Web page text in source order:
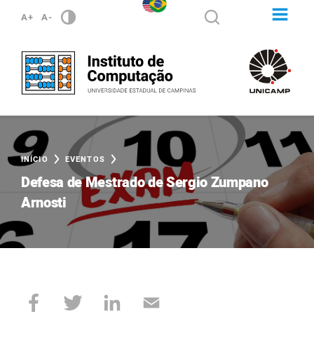
A+ A-
INÍCIO EVENTOS
Defesa de Mestrado de Sergio Zumpano
Arnosti